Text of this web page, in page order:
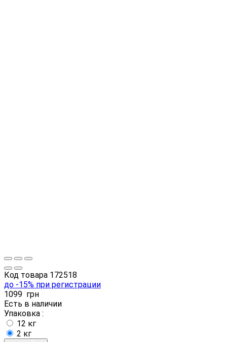
Код товара 172518
до -15% при регистрации
1099 грн
Есть в наличии
Упаковка :
12 кг
2 кг